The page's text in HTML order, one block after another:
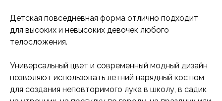
Детская повседневная форма отлично подходит
для высоких и невысоких девочек любого
телосложения.
Универсальный цвет и современный модный дизайн
позволяют использовать летний нарядный костюм
для создания неповторимого лука в школу, в садик